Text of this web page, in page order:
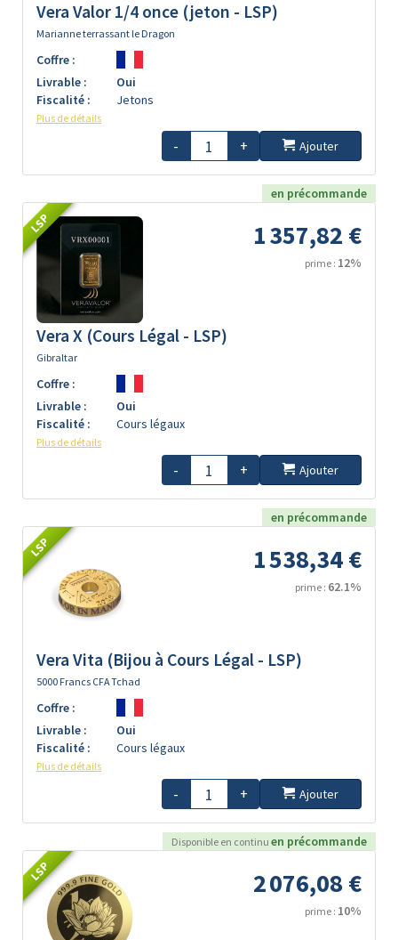
Vera Valor 1/4 once (jeton - LSP)
Marianne terrassant le Dragon
Coffre :
Livrable :
Oui
Fiscalité :
Jetons
Plus de détails
- + Ajouter
en précommande
LSP 1 357,82 €
prime : 12%
Vera X (Cours Légal - LSP)
Gibraltar
Coffre :
Livrable :
Oui
Fiscalité :
Cours légaux
Plus de détails
- + Ajouter
en précommande
LSP 1 538,34 €
prime : 62.1%
Vera Vita (Bijou à Cours Légal - LSP)
5000 Francs CFA Tchad
Coffre :
Livrable :
Oui
Fiscalité :
Cours légaux
Plus de détails
- + Ajouter
Disponible en continu en précommande
LSP 2 076,08 €
prime : 10%